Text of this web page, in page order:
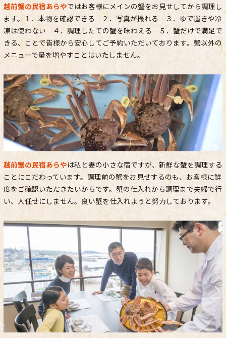
越前蟹の民宿あらやではお客様にメインの蟹をお見せしてから調理し
ます。１．本物を確認できる ２．写真が撮れる ３．ゆで置きや冷
凍は使わない ４．調理したての蟹を味わえる ５．蟹だけで満足で
きる、ことで皆様から安心してご予約いただいております。蟹以外の
メニューで量を増やすことはいたしません。
越前蟹の民宿あらやは私と妻の小さな宿ですが、新鮮な蟹を調理する
ことにこだわっています。調理前の蟹をお見せするのも、お客様に鮮
度をご確認いただきたいからです。蟹の仕入れから調理まで夫婦で行
い、人任せにしません。良い蟹を仕入れようと努力しております。